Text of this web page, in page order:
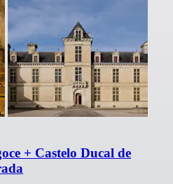
+ Castelo Ducal de